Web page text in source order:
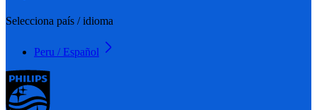
Selecciona país / idioma
Peru / Español